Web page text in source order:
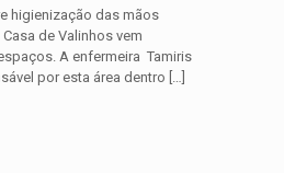
higienização das mãos
de Valinhos vem
A enfermeira Tamiris
por esta área dentro […]